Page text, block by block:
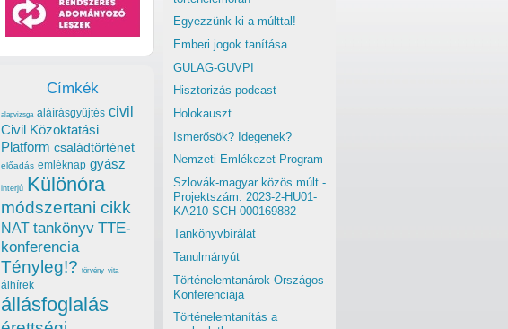
Egyezzünk ki a múlttal!
Emberi jogok tanítása
GULAG-GUVPI
Hisztorizás podcast
Holokauszt
Ismerősök? Idegenek?
Nemzeti Emlékezet Program
Szlovák-magyar közös múlt -
Projektszám: 2023-2-HU01-
KA210-SCH-000169882
Tankönyvbírálat
Tanulmányút
Történelemtanárok Országos
Konferenciája
Történelemtanítás a
Címkék
alapvizsga aláírásgyűjtés civil
Civil Közoktatási
Platform családtörténet
előadás emléknap gyász
interjú Különóra
módszertani cikk
NAT tankönyv TTE-
konferencia
Tényleg!? törvény vita
álhírek
állásfoglalás